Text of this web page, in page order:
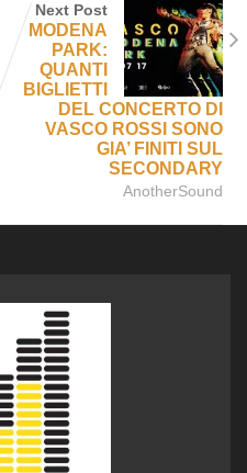
Next Post
MODENA
PARK:
QUANTI
BIGLIETTI
DEL CONCERTO DI
VASCO ROSSI SONO
GIA’ FINITI SUL
SECONDARY
AnotherSound